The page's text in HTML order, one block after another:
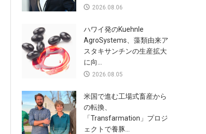
2026.08.06
ハワイ発のKuehnle
AgroSystems、藻類由来ア
スタキサンチンの生産拡大
に向...
2026.08.05
米国で進む工場式畜産から
の転換、
「Transfarmation」プロジ
ェクトで養豚...